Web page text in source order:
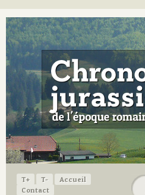
T+ T-
Accueil
Contact